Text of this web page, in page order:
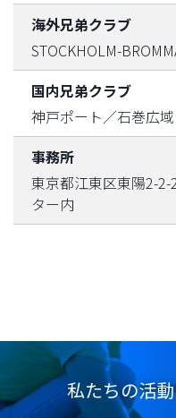
海外兄弟クラブ
STOCKHOLM-
国内兄弟クラブ
神戸ポート／石巻広域
事務所
東京都江東区東陽2-
ター内
私たちの活